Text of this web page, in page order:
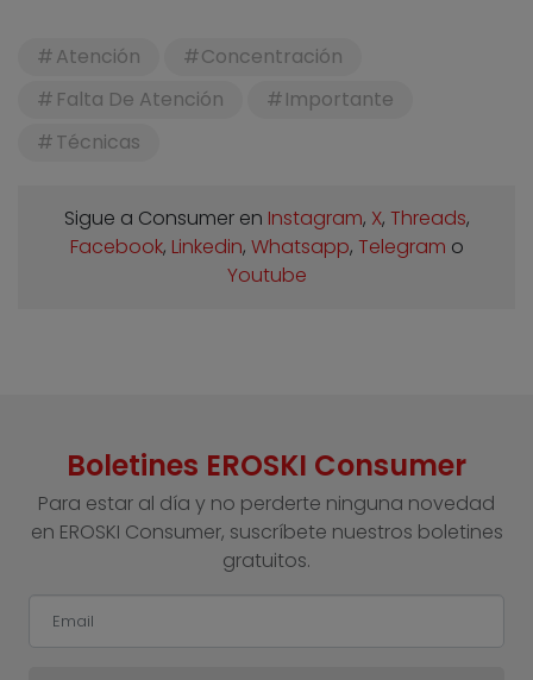
Atención
Concentración
Falta De Atención
Importante
Técnicas
Sigue a Consumer en Instagram, X, Threads,
Facebook, Linkedin, Whatsapp, Telegram o
Youtube
Boletines EROSKI Consumer
Para estar al día y no perderte ninguna novedad
en EROSKI Consumer, suscríbete nuestros boletines
gratuitos.